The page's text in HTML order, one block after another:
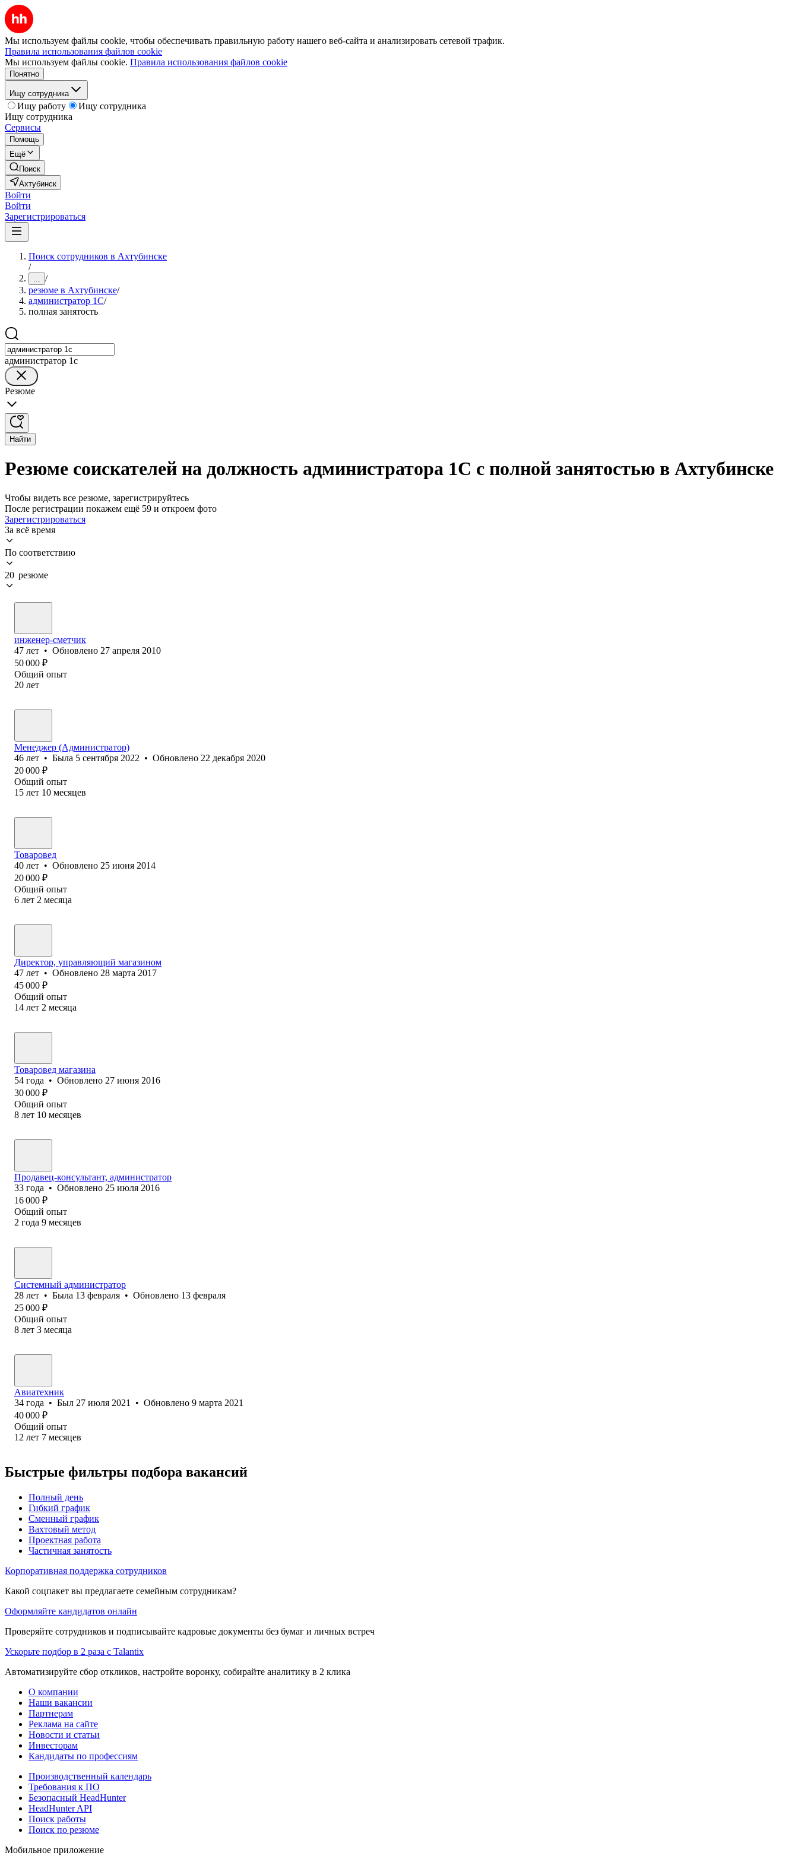
Мы используем файлы cookie, чтобы обеспечивать правильную работу нашего веб-сайта и анализировать сетевой трафик.
Правила использования файлов cookie
Мы используем файлы cookie. Правила использования файлов cookie
Понятно
Ищу сотрудника
Ищу работу
Ищу сотрудника
Ищу сотрудника
Сервисы
Помощь
Ещё
Поиск
Ахтубинск
Войти
Войти
Зарегистрироваться
Поиск сотрудников в Ахтубинске
/
... /
резюме в Ахтубинске/
администратор 1С/
полная занятость
администратор 1с
Резюме
Найти
Резюме соискателей на должность администратора 1С с полной занятостью в Ахтубинске
Чтобы видеть все резюме, зарегистрируйтесь
После регистрации покажем ещё 59 и откроем фото
Зарегистрироваться
За всё время
По соответствию
20 резюме
инженер-сметчик
47 лет • Обновлено 27 апреля 2010
50 000 ₽
Общий опыт
20 лет
Менеджер (Администратор)
46 лет • Была 5 сентября 2022 • Обновлено 22 декабря 2020
20 000 ₽
Общий опыт
15 лет 10 месяцев
Товаровед
40 лет • Обновлено 25 июня 2014
20 000 ₽
Общий опыт
6 лет 2 месяца
Директор, управляющий магазином
47 лет • Обновлено 28 марта 2017
45 000 ₽
Общий опыт
14 лет 2 месяца
Товаровед магазина
54 года • Обновлено 27 июня 2016
30 000 ₽
Общий опыт
8 лет 10 месяцев
Продавец-консультант, администратор
33 года • Обновлено 25 июля 2016
16 000 ₽
Общий опыт
2 года 9 месяцев
Системный администратор
28 лет • Была 13 февраля • Обновлено 13 февраля
25 000 ₽
Общий опыт
8 лет 3 месяца
Авиатехник
34 года • Был 27 июля 2021 • Обновлено 9 марта 2021
40 000 ₽
Общий опыт
12 лет 7 месяцев
Быстрые фильтры подбора вакансий
Полный день
Гибкий график
Сменный график
Вахтовый метод
Проектная работа
Частичная занятость
Корпоративная поддержка сотрудников
Какой соцпакет вы предлагаете семейным сотрудникам?
Оформляйте кандидатов онлайн
Проверяйте сотрудников и подписывайте кадровые документы без бумаг и личных встреч
Ускорьте подбор в 2 раза с Talantix
Автоматизируйте сбор откликов, настройте воронку, собирайте аналитику в 2 клика
О компании
Наши вакансии
Партнерам
Реклама на сайте
Новости и статьи
Инвесторам
Кандидаты по профессиям
Производственный календарь
Требования к ПО
Безопасный HeadHunter
HeadHunter API
Поиск работы
Поиск по резюме
Мобильное приложение